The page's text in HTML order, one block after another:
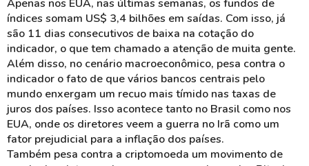
Apenas nos EUA, nas últimas semanas, os fundos de
índices somam US$ 3,4 bilhões em saídas. Com isso, já
são 11 dias consecutivos de baixa na cotação do
indicador, o que tem chamado a atenção de muita gente.
Além disso, no cenário macroeconômico, pesa contra o
indicador o fato de que vários bancos centrais pelo
mundo enxergam um recuo mais tímido nas taxas de
juros dos países. Isso acontece tanto no Brasil como nos
EUA, onde os diretores veem a guerra no Irã como um
fator prejudicial para a inflação dos países.
Também pesa contra a criptomoeda um movimento de